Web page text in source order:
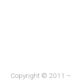
Copyright © 2011 –